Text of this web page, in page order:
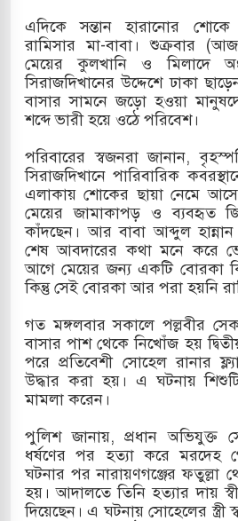
এদিকে সন্তান হারানোর শোকে
রামিসার মা-বাবা। শুক্রবার
মেয়ের কুলখানি ও মিলাদে
সিরাজদিখানের উদ্দেশে ঢাকা
বাসার সামনে জড়ো হওয়া
শব্দে ভারী হয়ে ওঠে পরিবেশ।
পরিবারের স্বজনরা জানান,
সিরাজদিখানে পারিবারিক
এলাকায় শোকের ছায়া নেমে
মেয়ের জামাকাপড় ও ব্যবহৃত
কাঁদছেন। আর বাবা আব্দুল হান্নান
শেষ আবদারের কথা মনে করে
আগে মেয়ের জন্য একটি বোরকা
কিন্তু সেই বোরকা আর পরা হয়নি
গত মঙ্গলবার সকালে পল্লবীর
বাসার পাশ থেকে নিখোঁজ হয় দ্বিতীয়
পরে প্রতিবেশী সোহেল রানার
উদ্ধার করা হয়। এ ঘটনায়
মামলা করেন।
পুলিশ জানায়, প্রধান অভিযুক্ত
ধর্ষণের পর হত্যা করে মরদেহ
ঘটনার পর নারায়ণগঞ্জের ফতুল্লা
হয়। আদালতে তিনি হত্যার দায়
দিয়েছেন। এ ঘটনায় সোহেলের স্ত্রী